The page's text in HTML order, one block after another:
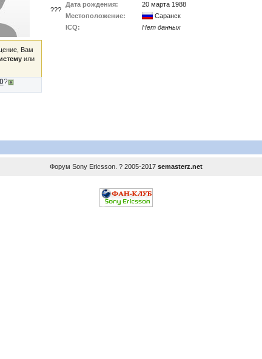
Вам
или
?
???
Дата рождения:
20 марта 1988
Местоположение:
Саранск
ICQ:
Нет данных
Форум Sony Ericsson . ? 2005-2017 semasterz.net